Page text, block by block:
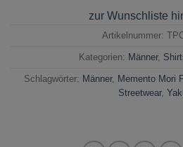
zur Wunschliste
Artikelnummer:
Kategorien: Männer,
Schlagwörter: Männer, Memento Mori
Streetwear,